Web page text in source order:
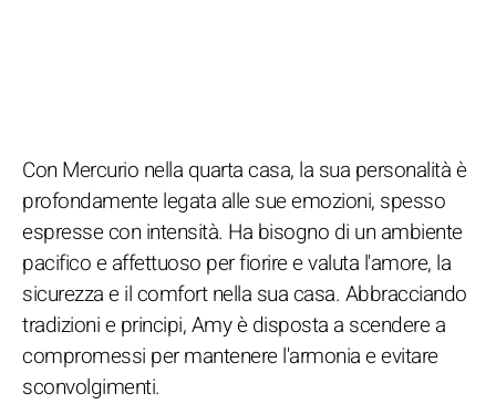
Con Mercurio nella quarta casa, la sua personalità è
profondamente legata alle sue emozioni, spesso
espresse con intensità. Ha bisogno di un ambiente
pacifico e affettuoso per fiorire e valuta l'amore, la
sicurezza e il comfort nella sua casa. Abbracciando
tradizioni e principi, Amy è disposta a scendere a
compromessi per mantenere l'armonia e evitare
sconvolgimenti.